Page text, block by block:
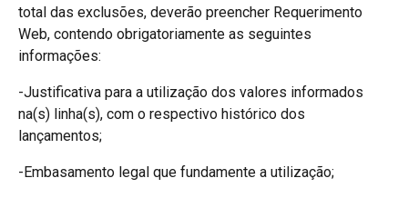
total das exclusões, deverão preencher Requerimento
Web, contendo obrigatoriamente as seguintes
informações:
-Justificativa para a utilização dos valores informados
na(s) linha(s), com o respectivo histórico dos
lançamentos;
-Embasamento legal que fundamente a utilização;